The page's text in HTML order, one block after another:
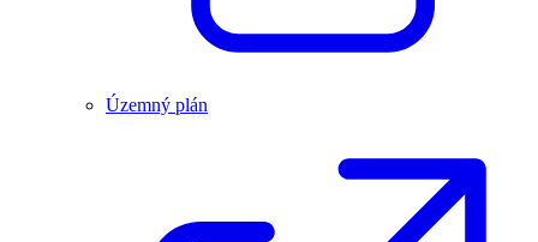
Územný plán